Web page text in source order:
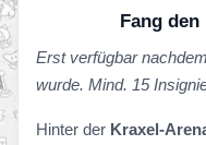
Fang
Erst verfügbar
wurde. Mind. 15
Hinter der Kraxel-